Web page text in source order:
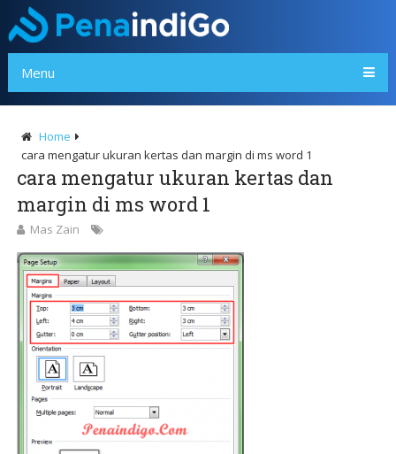
Menu
Home
cara mengatur ukuran kertas dan margin di ms word 1
cara mengatur ukuran kertas dan
margin di ms word 1
Mas Zain